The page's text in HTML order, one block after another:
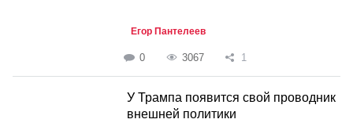
Егор Пантелеев
0 3067 1
У Трампа появится свой проводник
внешней политики